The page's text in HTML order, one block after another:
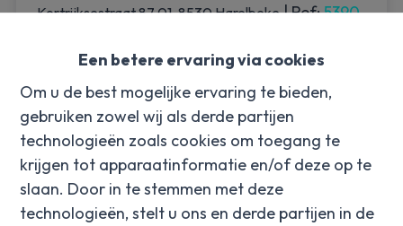
Een betere ervaring via cookies
Om u de best mogelijke ervaring te bieden,
gebruiken zowel wij als derde partijen
technologieën zoals cookies om toegang te
krijgen tot apparaatinformatie en/of deze op te
slaan. Door in te stemmen met deze
technologieën, stelt u ons en derde partijen in de
Kortrijksestraat 87 01, 8530 Harelbeke |Ref: 5390
€ 485.000
290 m²